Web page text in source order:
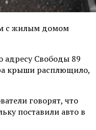
с жилым домом
Свободы 89
крыши расплющило,
говорят, что
поставили авто в